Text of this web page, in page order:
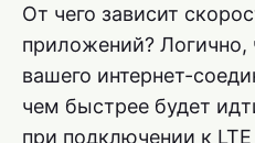
От чего зависит
приложений? Логично,
вашего интернет-
чем быстрее будет
при подключении к